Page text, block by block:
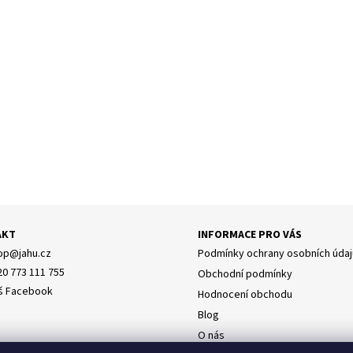
@jahu.cz
773 111 755
Facebook
INFORMACE PRO VÁS
Podmínky ochrany osobních
Obchodní podmínky
Hodnocení obchodu
Blog
O nás